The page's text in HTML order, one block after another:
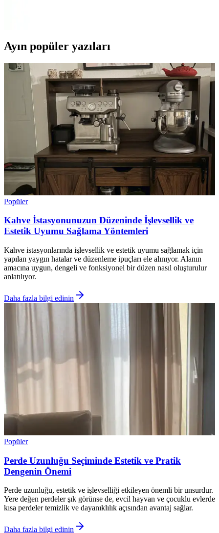
Ayın popüler yazıları
Popüler
Kahve İstasyonunuzun Düzeninde İşlevsellik ve
Estetik Uyumu Sağlama Yöntemleri
Kahve istasyonlarında işlevsellik ve estetik uyumu sağlamak için
yapılan yaygın hatalar ve düzenleme ipuçları ele alınıyor. Alanın
amacına uygun, dengeli ve fonksiyonel bir düzen nasıl oluşturulur
anlatılıyor.
Daha fazla bilgi edinin
Popüler
Perde Uzunluğu Seçiminde Estetik ve Pratik
Dengenin Önemi
Perde uzunluğu, estetik ve işlevselliği etkileyen önemli bir unsurdur.
Yere değen perdeler şık görünse de, evcil hayvan ve çocuklu evlerde
kısa perdeler temizlik ve dayanıklılık açısından avantaj sağlar.
Daha fazla bilgi edinin